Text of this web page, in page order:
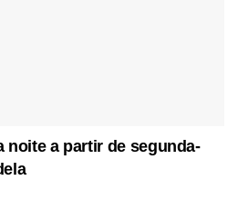
noite a partir de segunda-